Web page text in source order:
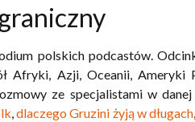
polskich podcastów.
Afryki, Azji, Oceanii, Ameryki
ze specjalistami w
,dlaczego Gruzini żyją w długach,